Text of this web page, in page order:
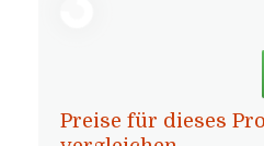
Preise für dieses